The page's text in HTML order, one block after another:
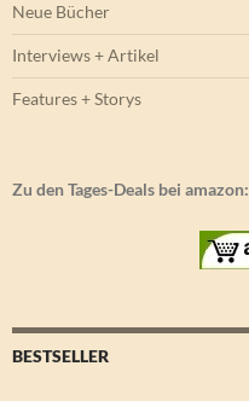
Neue Bücher
Interviews + Artikel
Features + Storys
Zu den Tages-Deals bei amazon:
BESTSELLER